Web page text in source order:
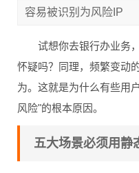
容易被识别为风险IP
试想你去银行办业务
怀疑吗？同理，频繁变动
为。这就是为什么有些用
风险"的根本原因。
五大场景必须用静